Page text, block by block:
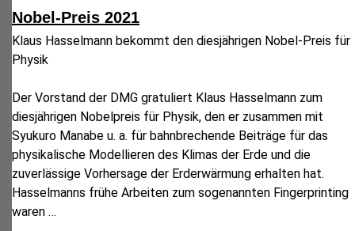
Nobel-Preis 2021
Klaus Hasselmann bekommt den diesjährigen Nobel-Preis für
Physik
Der Vorstand der DMG gratuliert Klaus Hasselmann zum
diesjährigen Nobelpreis für Physik, den er zusammen mit
Syukuro Manabe u. a. für bahnbrechende Beiträge für das
physikalische Modellieren des Klimas der Erde und die
zuverlässige Vorhersage der Erderwärmung erhalten hat.
Hasselmanns frühe Arbeiten zum sogenannten Fingerprinting
waren …